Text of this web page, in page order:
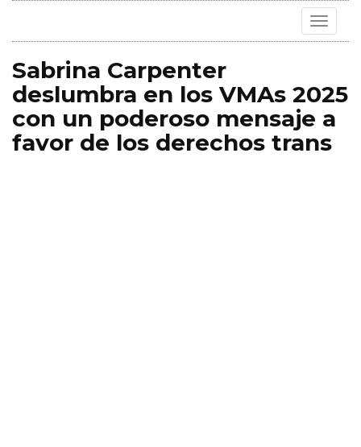
Toggle
Sabrina Carpenter
deslumbra en los VMAs 2025
con un poderoso mensaje a
favor de los derechos trans